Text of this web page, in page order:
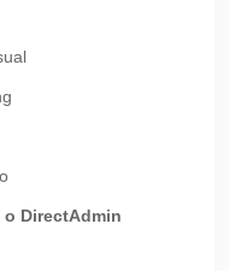
o DirectAdmin